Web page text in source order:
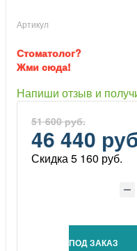
Артикул
Стоматолог?
Жми сюда!
Напиши отзыв и
51 600 руб.
46 440
Скидка 5 160 руб.
ПОД ЗАКАЗ